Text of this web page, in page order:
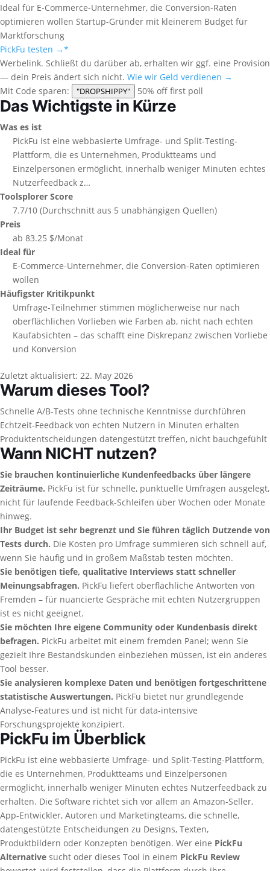
Ideal für E-Commerce-Unternehmer, die Conversion-Raten
optimieren wollen Startup-Gründer mit kleinerem Budget für
Marktforschung
PickFu testen →*
Werbelink. Schließt du darüber ab, erhalten wir ggf. eine Provision
— dein Preis ändert sich nicht. Wie wir Geld verdienen →
Mit Code sparen:
"DROPSHIPPY" 50% off first poll
Das Wichtigste in Kürze
Was es ist
PickFu ist eine webbasierte Umfrage- und Split-Testing-
Plattform, die es Unternehmen, Produktteams und
Einzelpersonen ermöglicht, innerhalb weniger Minuten echtes
Nutzerfeedback z…
Toolsplorer Score
7.7/10 (Durchschnitt aus 5 unabhängigen Quellen)
Preis
ab 83.25 $/Monat
Ideal für
E-Commerce-Unternehmer, die Conversion-Raten optimieren
wollen
Häufigster Kritikpunkt
Umfrage-Teilnehmer stimmen möglicherweise nur nach
oberflächlichen Vorlieben wie Farben ab, nicht nach echten
Kaufabsichten – das schafft eine Diskrepanz zwischen Vorliebe
und Konversion
Zuletzt aktualisiert: 22. May 2026
Warum dieses Tool?
Schnelle A/B-Tests ohne technische Kenntnisse durchführen
Echtzeit-Feedback von echten Nutzern in Minuten erhalten
Produktentscheidungen datengestützt treffen, nicht bauchgefühlt
Wann NICHT nutzen?
Sie brauchen kontinuierliche Kundenfeedbacks über längere
Zeiträume. PickFu ist für schnelle, punktuelle Umfragen ausgelegt,
nicht für laufende Feedback-Schleifen über Wochen oder Monate
hinweg.
Ihr Budget ist sehr begrenzt und Sie führen täglich Dutzende von
Tests durch. Die Kosten pro Umfrage summieren sich schnell auf,
wenn Sie häufig und in großem Maßstab testen möchten.
Sie benötigen tiefe, qualitative Interviews statt schneller
Meinungsabfragen. PickFu liefert oberflächliche Antworten von
Fremden – für nuancierte Gespräche mit echten Nutzergruppen
ist es nicht geeignet.
Sie möchten Ihre eigene Community oder Kundenbasis direkt
befragen. PickFu arbeitet mit einem fremden Panel; wenn Sie
gezielt Ihre Bestandskunden einbeziehen müssen, ist ein anderes
Tool besser.
Sie analysieren komplexe Daten und benötigen fortgeschrittene
statistische Auswertungen. PickFu bietet nur grundlegende
Analyse-Features und ist nicht für data-intensive
Forschungsprojekte konzipiert.
PickFu im Überblick
PickFu ist eine webbasierte Umfrage- und Split-Testing-Plattform,
die es Unternehmen, Produktteams und Einzelpersonen
ermöglicht, innerhalb weniger Minuten echtes Nutzerfeedback zu
erhalten. Die Software richtet sich vor allem an Amazon-Seller,
App-Entwickler, Autoren und Marketingteams, die schnelle,
datengestützte Entscheidungen zu Designs, Texten,
Produktbildern oder Konzepten benötigen. Wer eine PickFu
Alternative sucht oder dieses Tool in einem PickFu Review